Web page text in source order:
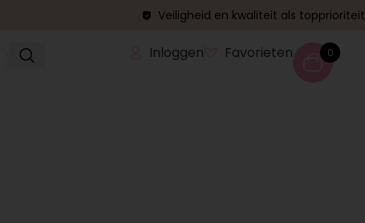
Veiligheid en kwaliteit als topprioriteit
Inloggen Favorieten 0